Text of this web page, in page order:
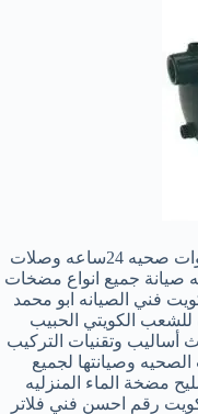
أفضل مضخة مياه، مضخة ماء منزليه ، أدوات صحيه 24ساعه وصلات
صيانة جميع انواع مضخات
فني الصيانه ابو محمد
للشعب الكويتي الحبيب
أساليب وتقنيات التركيب
وصيانتها لجميع
مضخة الماء المنزليه
رقم احسن فني فلاتر